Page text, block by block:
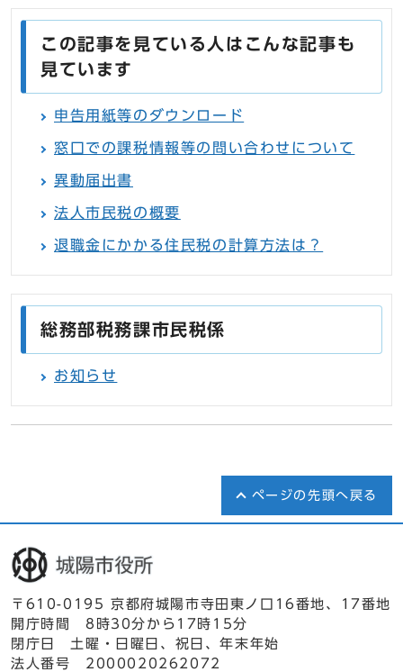
この記事を見ている人はこんな記事も
見ています
申告用紙等のダウンロード
窓口での課税情報等の問い合わせについて
異動届出書
法人市民税の概要
退職金にかかる住民税の計算方法は？
総務部税務課市民税係
お知らせ
ページの先頭へ戻る
〒610-0195 京都府城陽市寺田東ノ口16番地、17番地
開庁時間 8時30分から17時15分
閉庁日 土曜・日曜日、祝日、年末年始
法人番号 2000020262072